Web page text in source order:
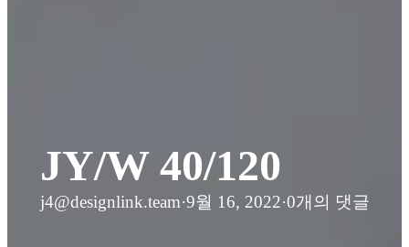
JY/W 40/120
j4@designlink.team·9월 16, 2022·0개의 댓글